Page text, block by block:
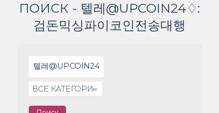
ПОИСК - 텔레@UPCOIN24♢:
검돈믹싱파이코인전송대행